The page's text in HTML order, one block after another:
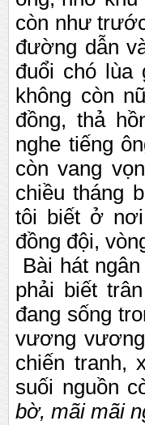
còn nhưtrướ
đường dẫn
đuổi chó lùa
không còn n
đồng, thảhồ
nghe tiếng
còn vang vọ
chiều tháng b
tôi biết ởnơi
đồng đội,
Bài hát
phải biết
đang sống
vương vươ
chiến tranh,
suối nguồn
bờ, mãi mãi